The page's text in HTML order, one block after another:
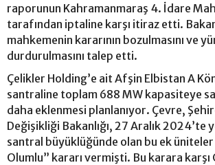
raporunun Kahramanmaraş 4. İdare
tarafından iptaline karşı itiraz etti.
mahkemenin kararının bozulmasını ve
durdurulmasını talep etti.
Çelikler Holding’e ait Afşin Elbistan A
santraline toplam 688 MW kapasiteye
daha eklenmesi planlanıyor. Çevre,
Değişikliği Bakanlığı, 27 Aralık 2024’te
santral büyüklüğünde olan bu ek üniteler
Olumlu” kararı vermişti. Bu karara karşı